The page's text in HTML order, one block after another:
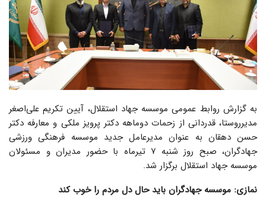
به گزارش روابط عمومی موسسه جهاد استقلال، آیین تکریم علی‌اصغر
مدیرروستا، قدردانی از زحمات دوماهه دکتر پرویز ملکی و معارفه دکتر
حسن دهقان به عنوان مدیرعامل جدید موسسه فرهنگی ورزشی
جهادگران، صبح روز شنبه ۷ تیرماه با حضور مدیران و مسئولان
موسسه جهاد استقلال برگزار شد.
نمازی: موسسه جهادگران باید حال دل مردم را خوب کند